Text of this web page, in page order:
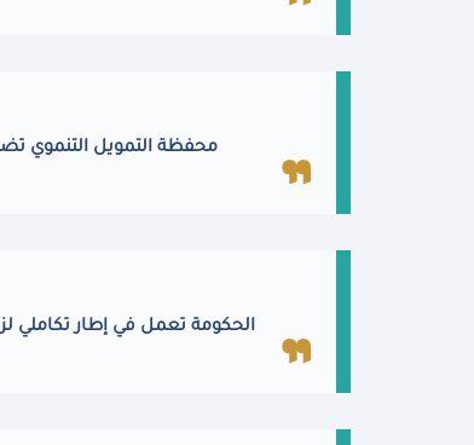
محفظة التمويل التنموي تضم 105 مشروعًا بقطاعات التنمية البشرية المختلفة بقيمة 7
الحكومة تعمل في إطار تكاملي